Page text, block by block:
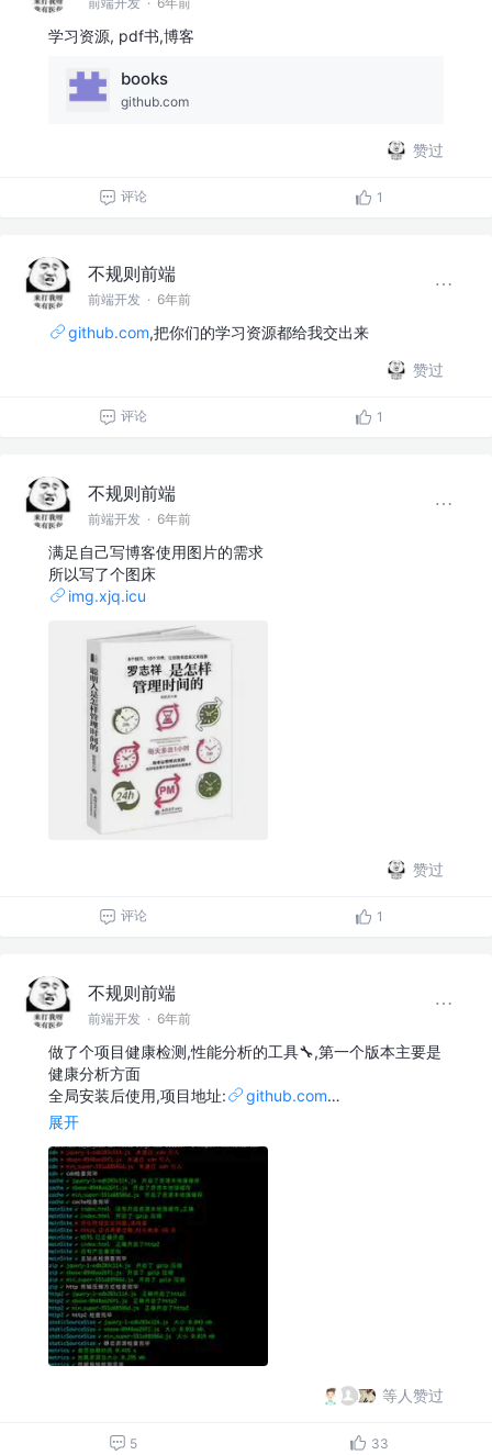
学习资源, pdf书,博客
books
github.com
赞过
评论 1
不规则前端
前端开发 · 6年前
github.com,把你们的学习资源都给我交出来
赞过
评论 1
不规则前端
前端开发 · 6年前
满足自己写博客使用图片的需求
所以写了个图床
img.xjq.icu
赞过
评论 1
不规则前端
前端开发 · 6年前
做了个项目健康检测,性能分析的工具🔧,第一个版本主要是
健康分析方面
全局安装后使用,项目地址:
github.com…
展开
等人赞过
5 33